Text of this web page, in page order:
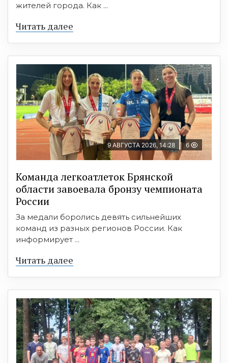
жителей города. Как ...
Читать далее
9 АВГУСТА 2026, 14:28 6
Команда легкоатлеток Брянской
области завоевала бронзу чемпионата
России
За медали боролись девять сильнейших
команд из разных регионов России. Как
информирует ...
Читать далее